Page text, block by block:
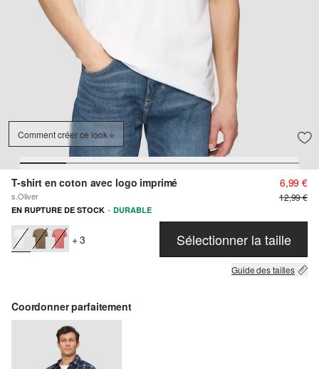
Comment créer ce look
T-shirt en coton avec logo imprimé
s.Oliver
6,99 €
12,99 €
EN RUPTURE DE STOCK · DURABLE
+ 3 Sélectionner la taille
Guide des tailles
Coordonner parfaitement